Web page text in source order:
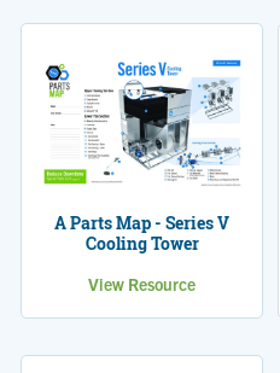
A Parts Map - Series V
Cooling Tower
View Resource